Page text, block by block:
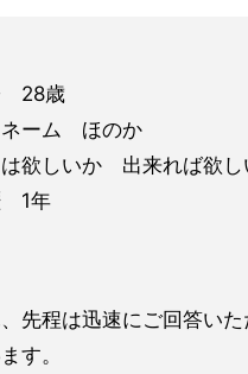
28歳
ネーム ほのか
は欲しいか 出来れば欲し
1年
先程は迅速にご回答いた
す。